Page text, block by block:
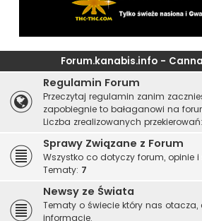
Forum.kanabis.info -
Regulamin Forum
Przeczytaj regulamin zanim
zapobiegnie to bałaganowi na
Liczba zrealizowanych przekierowań:
Sprawy Związane z Forum
Wszystko co dotyczy forum, opinie
Tematy: 7
Newsy ze Świata
Tematy o świecie który nas otacza,
informacje.